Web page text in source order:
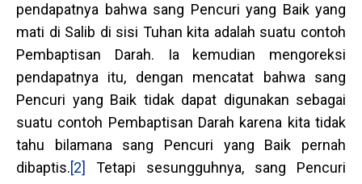
pendapatnya bahwa sang Pencuri yang Baik yang
mati di Salib di sisi Tuhan kita adalah suatu contoh
Pembaptisan Darah. Ia kemudian mengoreksi
pendapatnya itu, dengan mencatat bahwa sang
Pencuri yang Baik tidak dapat digunakan sebagai
suatu contoh Pembaptisan Darah karena kita tidak
tahu bilamana sang Pencuri yang Baik pernah
dibaptis.[2]
Tetapi sesungguhnya, sang Pencuri